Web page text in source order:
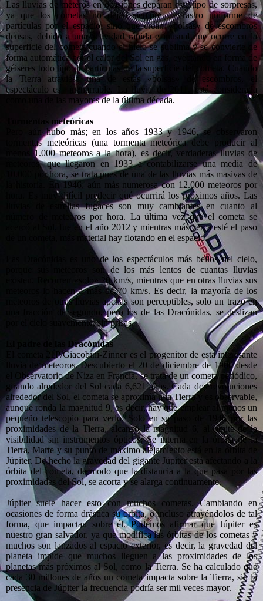
Las lluvias de meteros en ocasiones deparan este tipo de sorpresas,
ya que los cometas no dejan siempre un rastro uniforme de
partículas por el espacio, sino que crean «bolsas» de escombros
densas, debido a una actividad rápida e inusual que ocurre en la
superficie del cometa cuando el hielo se sublima y se convierte de
forma automática por el calor del Sol en gas, eyectando en forma de
géiseres todo tipo de partículas de la superficie del cometa. Cuando
la Tierra atraviesa una de estas «bolsas» de escombros, el
espectáculo es inenarrable. La lluvia de 2011, está considerada
como una de las mayores de la última década.
Tormentas meteóricas
Pero aún hubo más; en los años 1933 y 1946, se observaron
tormentas meteóricas (una tormenta meteórica debe producir al
menos 1.000 meteoros a la hora), es decir, verdaderas lluvias de
meteoros, que llegaron en 1933 a contabilizarse una media de
10.000 por hora, se trata pues de una de las lluvias más masivas de
la historia. En 1946, aún más numerosa con 12.000 meteoros por
hora. Es muy difícil predecir qué ocurrirá los próximos años. Las
lluvias de estrellas fugaces son muy cambiantes en cuanto al
número de meteoros por hora. La última vez que el cometa se
acercó al Sol, fue en el año 2012 y mientras más cerca esté el paso
de un cometa, más material hay flotando en el espacio.
Las Dracónidas es uno de los espectáculos más bellos del cielo,
porque sus meteoros son de los más lentos de cuantas lluvias
existen. Recorren «solo» 20 km/s, mientras que en otras lluvias sus
meteoros lo hacen a más de 70 km/s. Es decir, la mayoría de los
meteoros de otras lluvias apenas son perceptibles, solo un trazo en
una fracción de segundo, pero los de las Dracónidas, se deslizan
por el cielo suavemente, sin prisas.
El padre de las Dracónidas
El cometa 21P/Giacobini-Zinner es el progenitor de esta interesante
lluvia de meteoros. Descubierto el 20 de diciembre de 1900 desde
el Observatorio de Niza en Francia, se trata de un cometa periódico,
girando alrededor del Sol cada 6,621 años. Cada dos revoluciones
alrededor del Sol, el cometa se aproxima a la Tierra y es observable,
aunque ronda la magnitud 9, es decir, hay que emplear al menos un
pequeño telescopio para verlo. Solo en su paso de 1946 por las
proximidades de la Tierra, alcanzó la magnitud 6, al límite de la
visibilidad sin instrumentos ópticos. Se interna en la órbita de la
Tierra, Marte y su punto de máximo alejamiento está en la órbita de
Júpiter. De hecho la gravedad del gigante Júpiter está afectando a la
órbita del cometa, de modo que la distancia a la que pasa por las
proximidades del Sol, se acorta y se alarga continuamente.
Júpiter suele hacer esto con muchos cometas. Cambiando en
ocasiones de forma drástica su órbita, o incluso atrayéndolos de tal
forma, que impactan sobre él. Podemos afirmar que Júpiter es
nuestro gran salvador, ya que modifica las órbitas de los cometas y
muchos son lanzados al espacio exterior, es decir, la gravedad del
planeta impide que muchos lleguen a las proximidades de los
planetas más próximos al Sol, como la Tierra. Se ha calculado que
cada 30 millones de años un cometa impacta sobre la Tierra, sin la
presencia de Júpiter la frecuencia podría ser mil veces mayor.